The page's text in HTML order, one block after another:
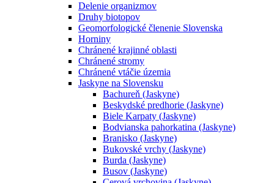
Delenie organizmov
Druhy biotopov
Geomorfologické členenie Slovenska
Horniny
Chránené krajinné oblasti
Chránené stromy
Chránené vtáčie územia
Jaskyne na Slovensku
Bachureň (Jaskyne)
Beskydské predhorie (Jaskyne)
Biele Karpaty (Jaskyne)
Bodvianska pahorkatina (Jaskyne)
Branisko (Jaskyne)
Bukovské vrchy (Jaskyne)
Burda (Jaskyne)
Busov (Jaskyne)